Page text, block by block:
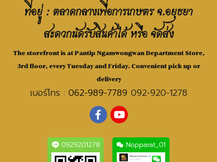
ที่อยู่ : ตลาดกลางเพื่อการเกษตร จ.อยุธยา
สะดวกนัดรับสินค้าได้ หรือ จัดส่ง
The storefront is at Pantip Ngamwongwan Department Store,
3rd floor, every Tuesday and Friday. Convenient pick up or
delivery
เบอร์โทร : 062-989-7789 092-920-1278
0929201278 Nopparat_01